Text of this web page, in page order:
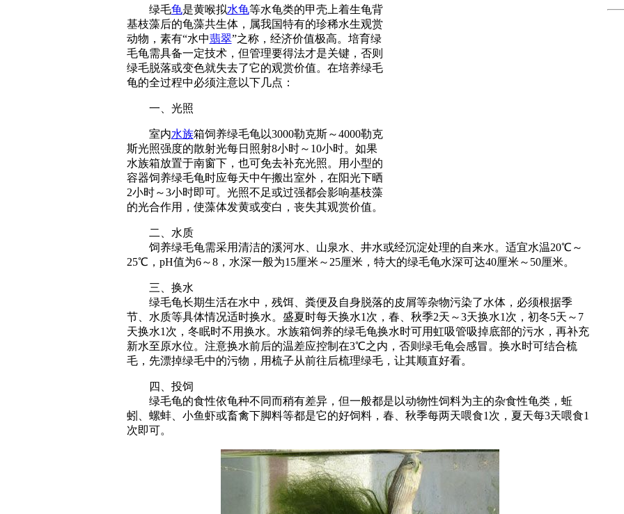
绿毛龟是黄喉拟水龟等水龟类的甲壳上着生龟背
基枝藻后的龟藻共生体，属我国特有的珍稀水生观赏
动物，素有“水中翡翠”之称，经济价值极高。培育绿
毛龟需具备一定技术，但管理要得法才是关键，否则
绿毛脱落或变色就失去了它的观赏价值。在培养绿毛
龟的全过程中必须注意以下几点：
一、光照
室内水族箱饲养绿毛龟以3000勒克斯～4000勒克
斯光照强度的散射光每日照射8小时～10小时。如果
水族箱放置于南窗下，也可免去补充光照。用小型的
容器饲养绿毛龟时应每天中午搬出室外，在阳光下晒
2小时～3小时即可。光照不足或过强都会影响基枝藻
的光合作用，使藻体发黄或变白，丧失其观赏价值。
二、水质
饲养绿毛龟需采用清洁的溪河水、山泉水、井水或经沉淀处理的自来水。适宜水温20℃～
25℃，pH值为6～8，水深一般为15厘米～25厘米，特大的绿毛龟水深可达40厘米～50厘米。
三、换水
绿毛龟长期生活在水中，残饵、粪便及自身脱落的皮屑等杂物污染了水体，必须根据季
节、水质等具体情况适时换水。盛夏时每天换水1次，春、秋季2天～3天换水1次，初冬5天～7
天换水1次，冬眠时不用换水。水族箱饲养的绿毛龟换水时可用虹吸管吸掉底部的污水，再补充
新水至原水位。注意换水前后的温差应控制在3℃之内，否则绿毛龟会感冒。换水时可结合梳
毛，先漂掉绿毛中的污物，用梳子从前往后梳理绿毛，让其顺直好看。
四、投饲
绿毛龟的食性依龟种不同而稍有差异，但一般都是以动物性饲料为主的杂食性龟类，蚯
蚓、螺蚌、小鱼虾或畜禽下脚料等都是它的好饲料，春、秋季每两天喂食1次，夏天每3天喂食1
次即可。